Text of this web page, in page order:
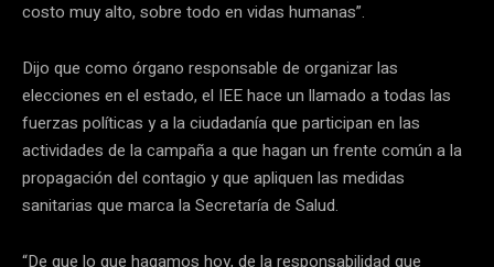
costo muy alto, sobre todo en vidas humanas”.
Dijo que como órgano responsable de organizar las
elecciones en el estado, el IEE hace un llamado a todas las
fuerzas políticas y a la ciudadanía que participan en las
actividades de la campaña a que hagan un frente común a la
propagación del contagio y que apliquen las medidas
sanitarias que marca la Secretaría de Salud.
“De que lo que hagamos hoy, de la responsabilidad que